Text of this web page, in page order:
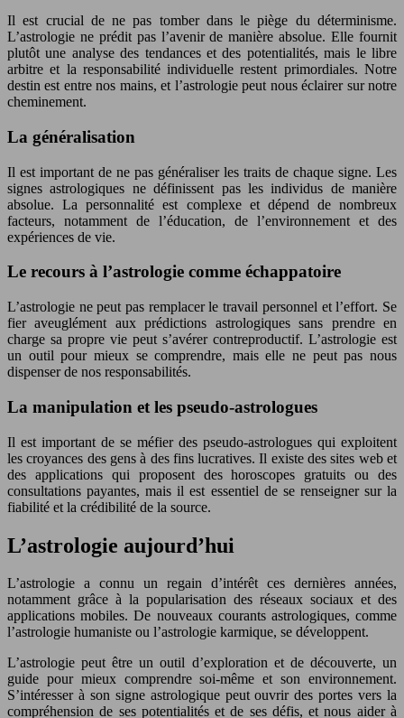
Il est crucial de ne pas tomber dans le piège du déterminisme.
L’astrologie ne prédit pas l’avenir de manière absolue. Elle fournit
plutôt une analyse des tendances et des potentialités, mais le libre
arbitre et la responsabilité individuelle restent primordiales. Notre
destin est entre nos mains, et l’astrologie peut nous éclairer sur notre
cheminement.
La généralisation
Il est important de ne pas généraliser les traits de chaque signe. Les
signes astrologiques ne définissent pas les individus de manière
absolue. La personnalité est complexe et dépend de nombreux
facteurs, notamment de l’éducation, de l’environnement et des
expériences de vie.
Le recours à l’astrologie comme échappatoire
L’astrologie ne peut pas remplacer le travail personnel et l’effort. Se
fier aveuglément aux prédictions astrologiques sans prendre en
charge sa propre vie peut s’avérer contreproductif. L’astrologie est
un outil pour mieux se comprendre, mais elle ne peut pas nous
dispenser de nos responsabilités.
La manipulation et les pseudo-astrologues
Il est important de se méfier des pseudo-astrologues qui exploitent
les croyances des gens à des fins lucratives. Il existe des sites web et
des applications qui proposent des horoscopes gratuits ou des
consultations payantes, mais il est essentiel de se renseigner sur la
fiabilité et la crédibilité de la source.
L’astrologie aujourd’hui
L’astrologie a connu un regain d’intérêt ces dernières années,
notamment grâce à la popularisation des réseaux sociaux et des
applications mobiles. De nouveaux courants astrologiques, comme
l’astrologie humaniste ou l’astrologie karmique, se développent.
L’astrologie peut être un outil d’exploration et de découverte, un
guide pour mieux comprendre soi-même et son environnement.
S’intéresser à son signe astrologique peut ouvrir des portes vers la
compréhension de ses potentialités et de ses défis, et nous aider à